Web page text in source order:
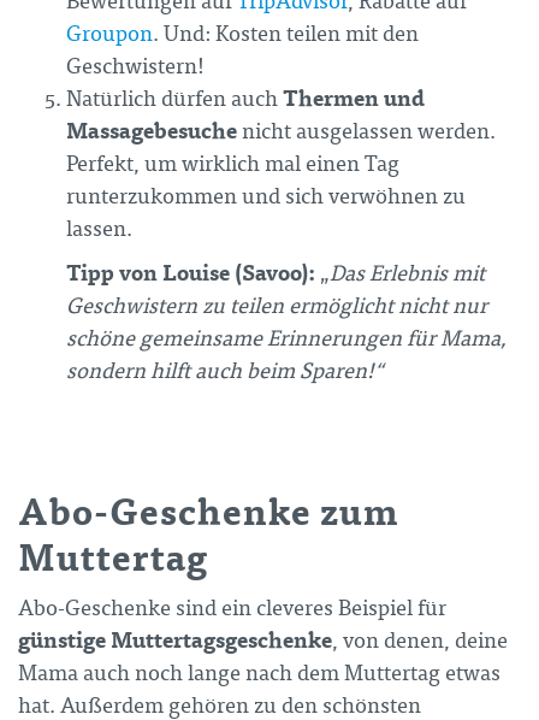
Groupon. Und: Kosten teilen mit den
Geschwistern!
Natürlich dürfen auchThermen und
Massagebesuchenicht ausgelassen werden.
Perfekt, um wirklich mal einen Tag
runterzukommen und sich verwöhnen zu
lassen.
Tipp von Louise (Savoo): „Das Erlebnis mit
Geschwistern zu teilen ermöglicht nicht nur
schöne gemeinsame Erinnerungen für Mama,
sondern hilft auch beim Sparen!“
Abo-Geschenke zum
Muttertag
Abo-Geschenke sind ein cleveres Beispiel für
günstige Muttertagsgeschenke, von denen, deine
Mama auch noch lange nach dem Muttertag etwas
hat. Außerdem gehören zu den schönsten